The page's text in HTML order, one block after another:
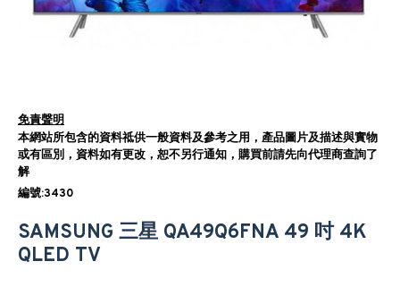
免責聲明
本網站所包含的資料祗供一般資料及參考之用，產品圖片及描述與實物
或有區別，資料如有更改，恕不另行通知，購買前請先向代理商查詢了
解
編號:3430
SAMSUNG 三星 QA49Q6FNA 49 吋 4K
QLED TV